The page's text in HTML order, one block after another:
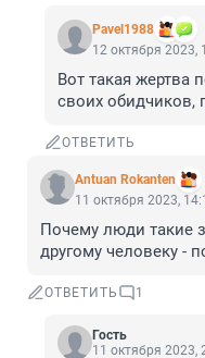
Pavel1988
12 октября 2023,
Вот такая жертва
своих обидчиков,
ОТВЕТИТЬ
Antuan Rokanten
11 октября 2023,
Почему люди такие
другому человеку -
ОТВЕТИТЬ 1
Гость
11 октября 2023,